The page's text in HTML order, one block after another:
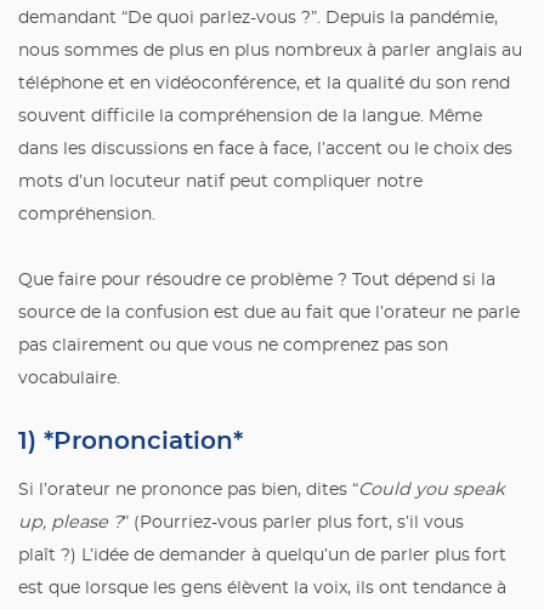
demandant “De quoi parlez-vous ?”. Depuis la pandémie,
nous sommes de plus en plus nombreux à parler anglais au
téléphone et en vidéoconférence, et la qualité du son rend
souvent difficile la compréhension de la langue. Même
dans les discussions en face à face, l’accent ou le choix des
mots d’un locuteur natif peut compliquer notre
compréhension.
Que faire pour résoudre ce problème ? Tout dépend si la
source de la confusion est due au fait que l’orateur ne parle
pas clairement ou que vous ne comprenez pas son
vocabulaire.
1) *Prononciation*
Si l’orateur ne prononce pas bien, dites “Could you speak
up, please ?” (Pourriez-vous parler plus fort, s’il vous
plaît ?) L’idée de demander à quelqu’un de parler plus fort
est que lorsque les gens élèvent la voix, ils ont tendance à